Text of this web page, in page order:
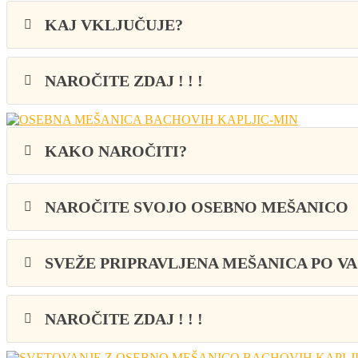
KAJ VKLJUČUJE?
NAROČITE ZDAJ ! ! !
KAKO NAROČITI?
NAROČITE SVOJO OSEBNO MEŠANICO
SVEŽE PRIPRAVLJENA MEŠANICA PO
NAROČITE ZDAJ ! ! !